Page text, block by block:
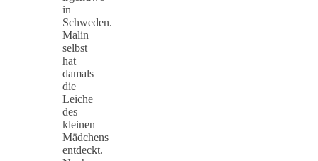
in
Schweden.
Malin
selbst
hat
damals
die
Leiche
des
kleinen
Mädchens
entdeckt.